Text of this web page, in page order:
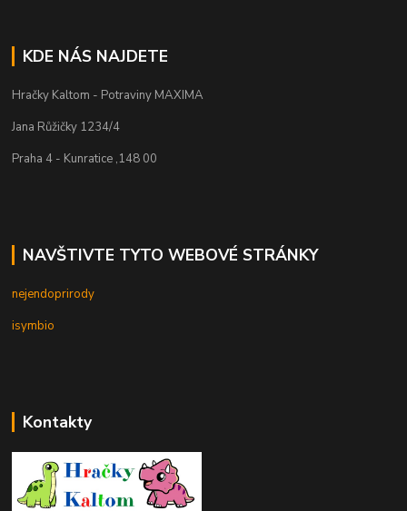
KDE NÁS NAJDETE
Hračky Kaltom - Potraviny MAXIMA
Jana Růžičky 1234/4
Praha 4 - Kunratice ,148 00
NAVŠTIVTE TYTO WEBOVÉ STRÁNKY
nejendoprirody
isymbio
Kontakty